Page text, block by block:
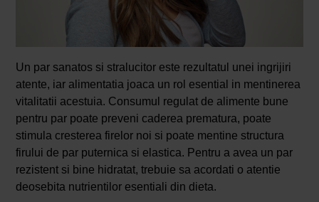
Un par sanatos si stralucitor este rezultatul unei ingrijiri
atente, iar alimentatia joaca un rol esential in mentinerea
vitalitatii acestuia. Consumul regulat de alimente bune
pentru par poate preveni caderea prematura, poate
stimula cresterea firelor noi si poate mentine structura
firului de par puternica si elastica. Pentru a avea un par
rezistent si bine hidratat, trebuie sa acordati o atentie
deosebita nutrientilor esentiali din dieta.